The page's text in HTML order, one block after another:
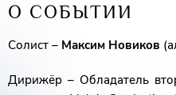
О СОБЫТИИ
Солист – Максим Новиков
Дирижёр – Обладатель